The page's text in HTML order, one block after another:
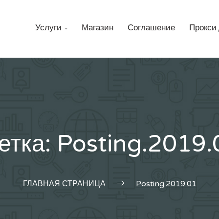
Услуги  Магазин Соглашение
ГЛАВНАЯ СТРАНИЦА Posting.2019.01